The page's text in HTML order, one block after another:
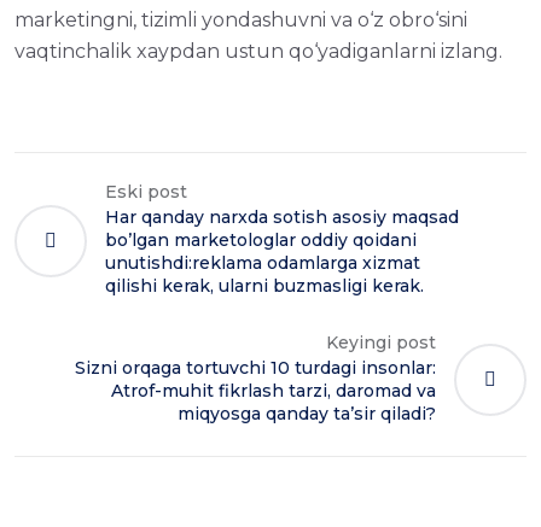
marketingni, tizimli yondashuvni va o‘z obro‘sini
vaqtinchalik xaypdan ustun qo‘yadiganlarni izlang.
Eski post
Har qanday narxda sotish asosiy maqsad
bo’lgan marketologlar oddiy qoidani
unutishdi:reklama odamlarga xizmat
qilishi kerak, ularni buzmasligi kerak.
Keyingi post
Sizni orqaga tortuvchi 10 turdagi insonlar:
Atrof-muhit fikrlash tarzi, daromad va
miqyosga qanday ta’sir qiladi?